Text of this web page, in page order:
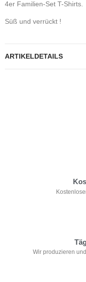
4er Familien-Set T-Shirts.
Süß und verrückt !
ARTIKELDETAILS
Wir produzieren